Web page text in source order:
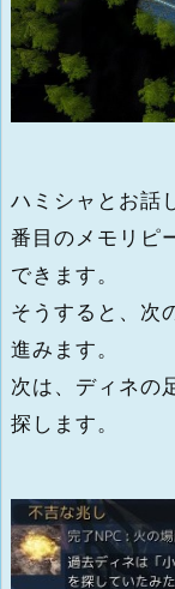
ハミシャとお話
番目のメモリピ
できます。
そうすると、次
進みます。
次は、ディネの
探します。